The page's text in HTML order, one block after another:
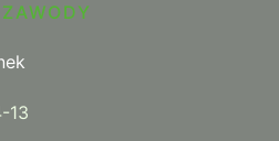
ZAWODY
13